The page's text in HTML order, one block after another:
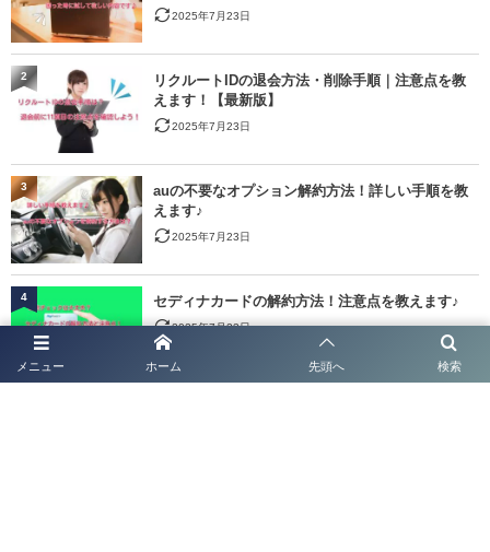
2025年7月23日
リクルートIDの退会方法・削除手順｜注意点を教
えます！【最新版】
2025年7月23日
2
auの不要なオプション解約方法！詳しい手順を教
えます♪
2025年7月23日
3
セディナカードの解約方法！注意点を教えます♪
2025年7月23日
4
メニュー 検索
ホーム 先頭へ